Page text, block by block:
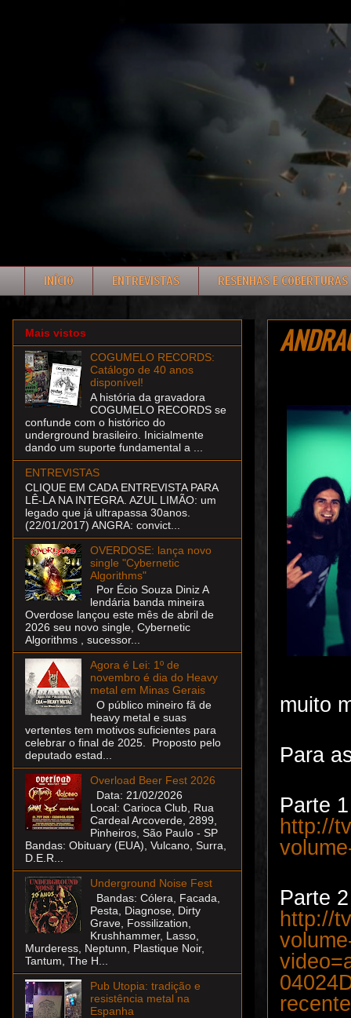
INÍCIO ENTREVISTAS RESENHAS E COBERTURAS
muito
Para
Parte 1
http://
Parte 2
http://
Mais vistos
COGUMELO RECORDS:
Catálogo de 40 anos
disponível!
A história da gravadora
COGUMELO RECORDS se
confunde com o histórico do
underground brasileiro. Inicialmente
dando um suporte fundamental a ...
ENTREVISTAS
CLIQUE EM CADA ENTREVISTA PARA
LÊ-LA NA INTEGRA. AZUL LIMÃO: um
legado que já ultrapassa 30anos.
(22/01/2017) ANGRA: convict...
OVERDOSE: lança novo
single "Cybernetic
Algorithms"
Por Écio Souza Diniz A
lendária banda mineira
Overdose lançou este mês de abril de
2026 seu novo single, Cybernetic
Algorithms , sucessor...
Agora é Lei: 1º de
novembro é dia do Heavy
metal em Minas Gerais
O público mineiro fã de
heavy metal e suas
vertentes tem motivos suficientes para
celebrar o final de 2025. Proposto pelo
deputado estad...
Overload Beer Fest 2026
Data: 21/02/2026
Local: Carioca Club, Rua
Cardeal Arcoverde, 2899,
Pinheiros, São Paulo - SP
Bandas: Obituary (EUA), Vulcano, Surra,
D.E.R...
Underground Noise Fest
Bandas: Cólera, Facada,
Pesta, Diagnose, Dirty
Grave, Fossilization,
Krushhammer, Lasso,
Murderess, Neptunn, Plastique Noir,
Tantum, The H...
Pub Utopia: tradição e
resistência metal na
Espanha